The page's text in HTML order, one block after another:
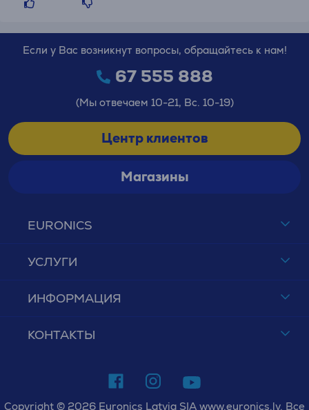
EURONICS
УСЛУГИ
ИНФОРМАЦИЯ
КОНТАКТЫ
Если у Вас возникнут вопросы, обращайтесь к нам!
67 555 888
(Мы отвечаем 10-21, Вс. 10-19)
Центр клиентов
Магазины
Copyright © 2026 Euronics Latvia SIA www.euronics.lv. Все